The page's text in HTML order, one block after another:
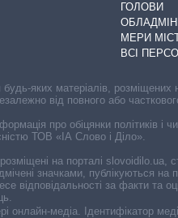
ГОЛОВИ
МЕРИ
ВСІ
онлайн-медіа. Ідентифікатор
будь-яких матеріалів,
від повного або
про обіцянки політиків
ТОВ «ІА Слово і Діло».
розміщені на порталі
значками, публікуються
відповідальності за факти та